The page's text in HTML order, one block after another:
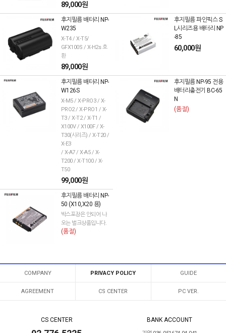
89,000원
후지필름 배터리 NP-
W235
X-T4 / X-T5/
GFX100S / X-H2s 호
환
89,000원
후지필름 파인픽스 S
L시리즈용 배터리 NP
-85
60,000원
후지필름 배터리 NP-
W126S
X-M5 / X-PRO3 / X-
PRO2 / X-PRO1 / X-
T3 / X-T2 / X-T1 /
X100V / X100F / X-
T30(시리즈) / X-T20 /
X-E3
/ X-A7 / X-A5 / X-
T200 / X-T100 / X-
T50
99,000원
후지필름 NP-95 전용
배터리충전기 BC-65
N
(품절)
후지필름 배터리 NP-
50 (X10,X20 용)
박스포장은 안되어 나
오는 벌크상품입니다.
(품절)
COMPANY PRIVACY POLICY GUIDE
AGREEMENT CS CENTER PC VER.
CS CENTER BANK ACCOUNT